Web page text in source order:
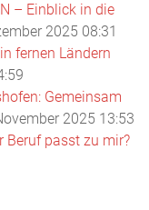
– Einblick in die
2025 08:31
fernen Ländern
Gemeinsam
2025 13:53
Beruf passt zu mir?